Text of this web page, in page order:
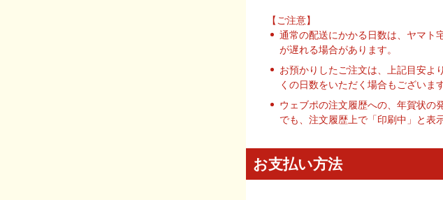
【ご注意】
通常の配送にかかる日数は、ヤマト
が遅れる場合があります。
お預かりしたご注文は、上記目安よ
くの日数をいただく場合もございま
ウェブポの注文履歴への、年賀状の
でも、注文履歴上で「印刷中」と表
お支払い方法